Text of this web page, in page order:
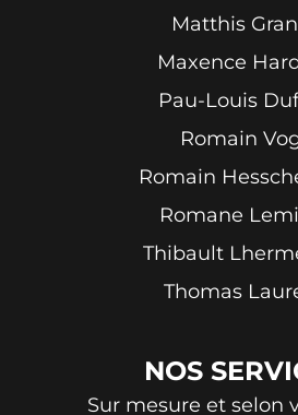
Matthis
Maxence
Pau-Louis
Romain
Romain
Romane
Thibault
Thomas
NOS
Sur mesure et selon